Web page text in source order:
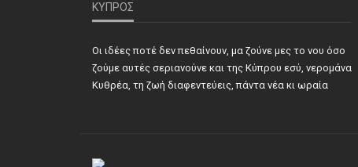
ΚΥΠΡΟΣ
Οι ιδέες ποτέ δεν πεθαίνουν, μα ζούνε μες το νου όσο
ζούμε αυτές σεριανούνε και της Κύπρου εσύ, νερομάνα
Κυθρέα, τη ζωή διαφεντεύεις, πάντα νέα κι ωραία